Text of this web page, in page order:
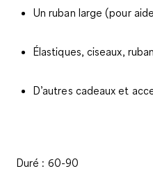
Un ruban large (pour
Élastiques, ciseaux,
D’autres cadeaux et
Duré : 60-90